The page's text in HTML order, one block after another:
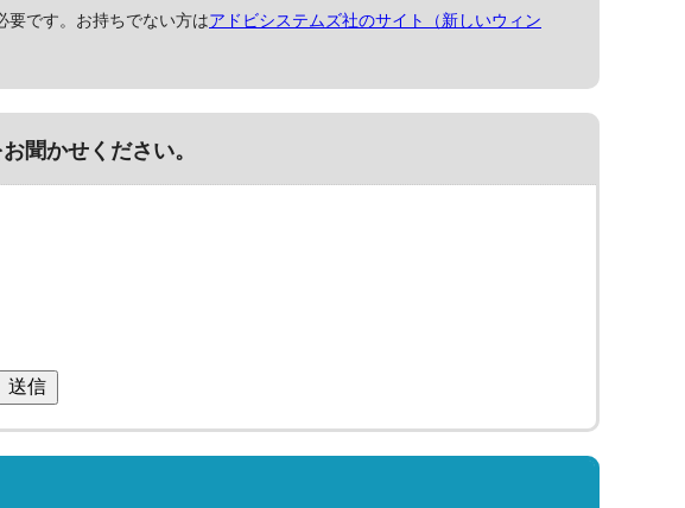
要です。お持ちでない方はアドビシステムズ社のサイト（新しいウィン
聞かせください。
送信